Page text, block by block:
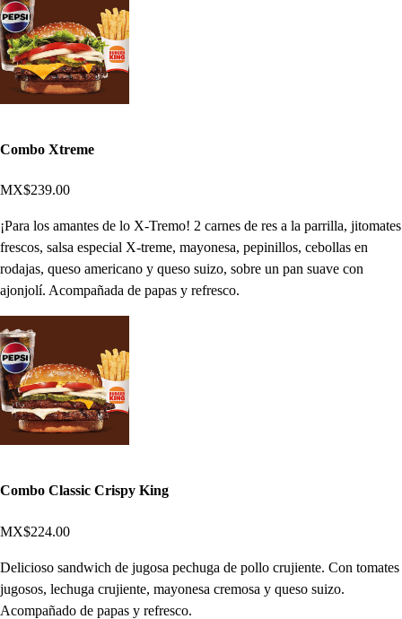
Combo Xtreme
MX$239.00
¡Para los amantes de lo X-Tremo! 2 carnes de res a la parrilla, jitomates
frescos, salsa especial X-treme, mayonesa, pepinillos, cebollas en
rodajas, queso americano y queso suizo, sobre un pan suave con
ajonjolí. Acompañada de papas y refresco.
Combo Classic Crispy King
MX$224.00
Delicioso sandwich de jugosa pechuga de pollo crujiente. Con tomates
jugosos, lechuga crujiente, mayonesa cremosa y queso suizo.
Acompañado de papas y refresco.